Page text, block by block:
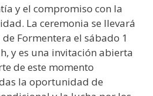
y el compromiso con la
La ceremonia se llevará
Formentera el sábado 1
y es una invitación abierta
de este momento
la oportunidad de